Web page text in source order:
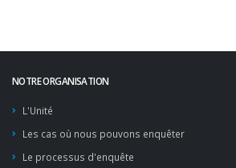
NOTRE ORGANISATION
L'Unité
Les cas où nous pouvons enquêter
Le processus d'enquête